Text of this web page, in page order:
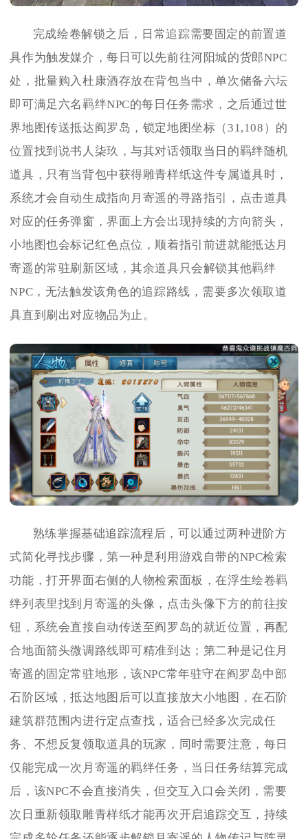
完成绘卷解锁之后，日常追踪需要固定的前置道
具作为触发媒介，每日可以先前往河阳城的货郎NPC
处，批量购入杜康酒存放在背包当中，单次储备六坛
即可满足六名羁绊NPC的每日任务需求，之后通过世
界地图传送抵达阎罗岛，锁定地图坐标（31,108）的
位置找到说书人柒玖，与其对话领取当日的羁绊随机
道具，只有当背包中获得雕青样纸这件专属道具时，
系统才会自动生成指向月寄遥的寻路指引，点击道具
对应的任务弹窗，界面上方会出现持续的方向箭头，
小地图也会标记红色点位，顺着指引前进就能抵达月
寄遥的常驻刷新区域，其余道具只会解锁其他羁绊
NPC，无法触发该角色的追踪路线，需要多次领取道
具直到刷出对应物品为止。
熟练掌握基础追踪流程后，可以通过两种进阶方
式简化寻找步骤，第一种是利用游戏自带的NPC检索
功能，打开界面右侧的人物检索面板，在浮生绘卷羁
绊列表里找到月寄遥的头像，点击头像下方的前往按
钮，系统会直接自动传送至阎罗岛的就近位置，再配
合地面箭头微调路线即可精准到达；第二种是记住月
寄遥的固定常驻地形，该NPC常年驻守在阎罗岛中部
石阶区域，抵达地图后可以直接放大小地图，在石阶
建筑群范围内进行定点查找，适合已经多次完成任
务、不想反复领取道具的玩家，同时需要注意，每日
仅能完成一次月寄遥的羁绊任务，当日任务结算完成
后，该NPC不会直接消失，但交互入口会关闭，需要
次日重新领取雕青样纸才能再次开启追踪交互，持续